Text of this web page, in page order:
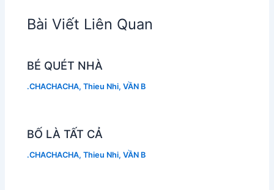
Bài Viết Liên Quan
BÉ QUÉT NHÀ
.CHACHACHA,Thieu Nhi,VẦN B
BỐ LÀ TẤT CẢ
.CHACHACHA,Thieu Nhi,VẦN B